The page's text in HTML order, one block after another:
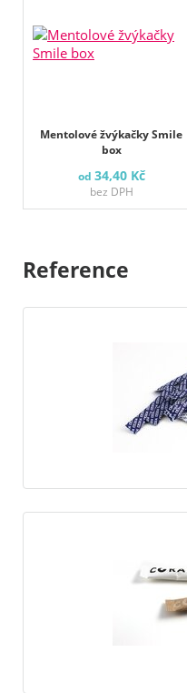
Mentolové žvýkačky Smile
box
od 34,40 Kč
bez DPH
Reference